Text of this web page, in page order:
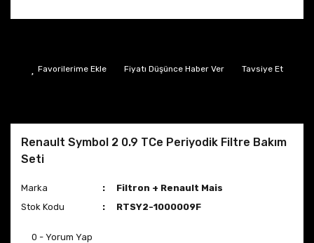
Fiyatı Düşünce Haber Ver Tavsiye Et
Renault Symbol 2 0.9 TCe Periyodik Filtre Bakım
Seti
Marka
Filtron + Renault Mais
Stok Kodu
RTSY2-1000009F
0 - Yorum Yap